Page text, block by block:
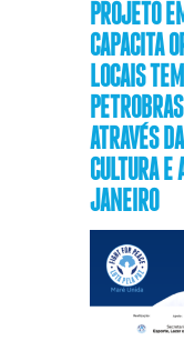
PROJETO
CAPACITA
LOCAIS
ATRAVÉS
CULTURA E
JANEIRO